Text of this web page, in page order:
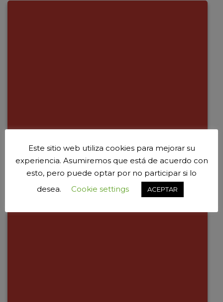
Este sitio web utiliza cookies para mejorar su
experiencia. Asumiremos que está de acuerdo con
esto, pero puede optar por no participar si lo
desea.
Cookie settings ACEPTAR